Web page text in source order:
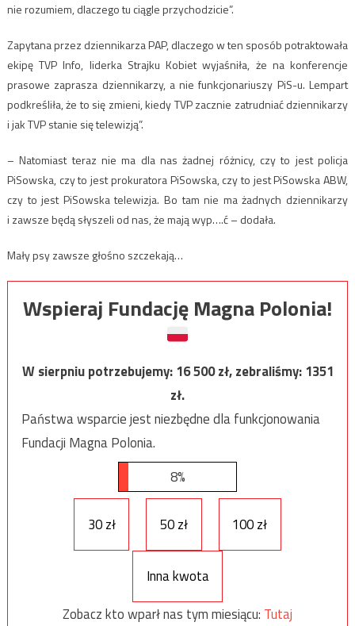
nie rozumiem, dlaczego tu ciągle przychodzicie”.
Zapytana przez dziennikarza PAP, dlaczego w ten sposób potraktowała
ekipę TVP Info, liderka Strajku Kobiet wyjaśniła, że na konferencje
prasowe zaprasza dziennikarzy, a nie funkcjonariuszy PiS-u. Lempart
podkreśliła, że to się zmieni, kiedy TVP zacznie zatrudniać dziennikarzy
i jak TVP stanie się telewizją”.
– Natomiast teraz nie ma dla nas żadnej różnicy, czy to jest policja
PiSowska, czy to jest prokuratora PiSowska, czy to jest PiSowska ABW,
czy to jest PiSowska telewizja. Bo tam nie ma żadnych dziennikarzy
i zawsze będą słyszeli od nas, że mają wyp….ć – dodała.
Mały psy zawsze głośno szczekają…
Wspieraj Fundację Magna Polonia!
W sierpniu potrzebujemy:16 500zł, zebraliśmy:1351
zł.
Państwa wsparcie jest niezbędne dla funkcjonowania
Fundacji Magna Polonia.
8%
30 zł 50 zł 100 zł
Inna kwota
Zobacz kto wparł nas tym miesiącu: Tutaj